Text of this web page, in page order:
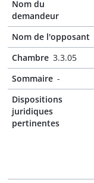
Nom du
demandeur
Nom de l'opposant
Chambre 3.3.05
Sommaire -
Dispositions
juridiques
pertinentes